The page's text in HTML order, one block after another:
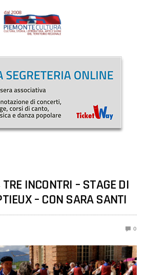
INCONTRI – STAGE DI
– CON SARA SANTI
0